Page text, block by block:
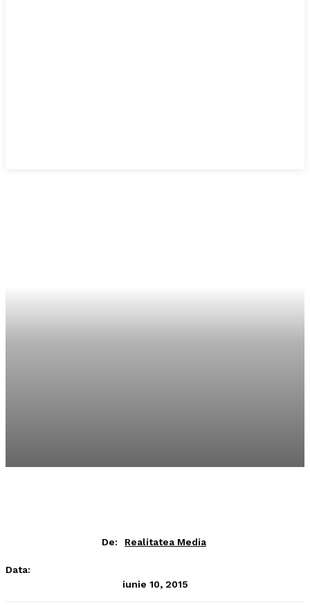
De: Realitatea Media
Data:
iunie 10, 2015